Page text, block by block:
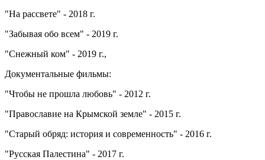
"На рассвете" - 2018 г.
"Забывая обо всем" - 2019 г.
"Снежный ком" - 2019 г.,
Документальные фильмы:
"Чтобы не прошла любовь" - 2012 г.
"Православие на Крымской земле" - 2015 г.
"Старый обряд: история и современность" - 2016 г.
"Русская Палестина" - 2017 г.